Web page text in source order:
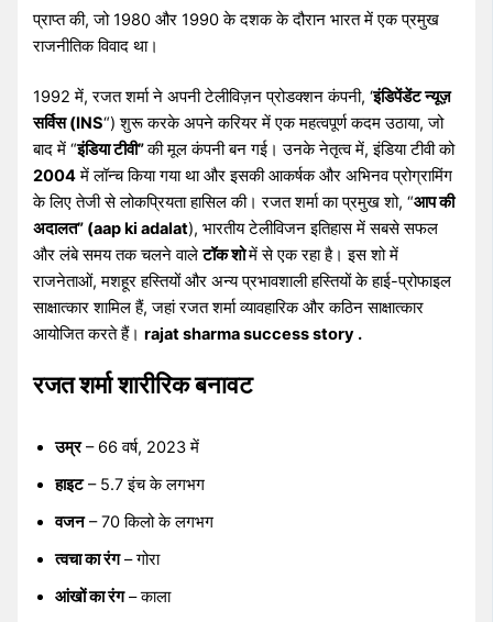
प्राप्त की, जो 1980 और 1990 के दशक के दौरान भारत में एक प्रमुख
राजनीतिक विवाद था।
1992 में, रजत शर्मा ने अपनी टेलीविज़न प्रोडक्शन कंपनी, ‘इंडिपेंडेंट न्यूज़
सर्विस (INS“) शुरू करके अपने करियर में एक महत्वपूर्ण कदम उठाया, जो
बाद में “इंडिया टीवी”की मूल कंपनी बन गई। उनके नेतृत्व में, इंडिया टीवी को
2004में लॉन्च किया गया था और इसकी आकर्षक और अभिनव प्रोग्रामिंग
के लिए तेजी से लोकप्रियता हासिल की। रजत शर्मा का प्रमुख शो, “आप की
अदालत” (aap ki adalat), भारतीय टेलीविजन इतिहास में सबसे सफल
और लंबे समय तक चलने वालेटॉक शोमें से एक रहा है। इस शो में
राजनेताओं, मशहूर हस्तियों और अन्य प्रभावशाली हस्तियों के हाई-प्रोफाइल
साक्षात्कार शामिल हैं, जहां रजत शर्मा व्यावहारिक और कठिन साक्षात्कार
आयोजित करते हैं।rajat sharma success story .
रजत शर्मा शारीरिक बनावट
उम्र– 66 वर्ष, 2023 में
हाइट– 5.7 इंच के लगभग
वजन– 70 किलो के लगभग
त्वचा का रंग– गोरा
आंखों का रंग– काला